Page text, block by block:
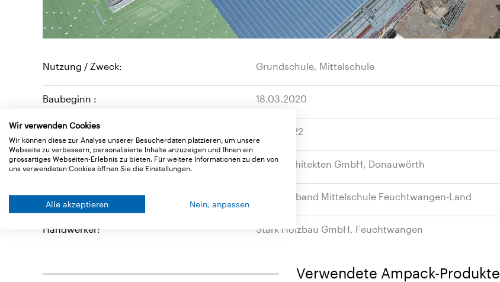
Nutzung / Zweck: Grundschule, Mittelschule
Baubeginn : 18.03.2020
Fertigstellung : 18.01.2022
Architekt(en): Obel Architekten GmbH, Donauwörth
Bauherr: Schulverband Mittelschule Feuchtwangen-Land
Handwerker: Stark Holzbau GmbH, Feuchtwangen
Verwendete Ampack-Produkte
Wir verwenden Cookies
Wir können diese zur Analyse unserer Besucherdaten platzieren, um unsere
Webseite zu verbessern, personalisierte Inhalte anzuzeigen und Ihnen ein
grossartiges Webseiten-Erlebnis zu bieten. Für weitere Informationen zu den von
uns verwendeten Cookies öffnen Sie die Einstellungen.
Alle akzeptieren Nein, anpassen